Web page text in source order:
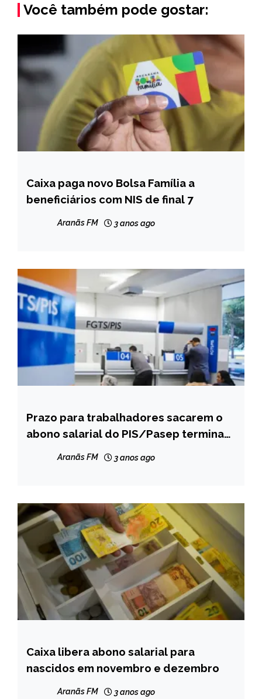
Você também pode gostar:
BRASIL
CAPELINHA
Caixa paga novo Bolsa Família a
beneficiários com NIS de final 7
Aranãs FM 3 anos ago
BRASIL
CAPELINHA
Prazo para trabalhadores sacarem o
abono salarial do PIS/Pasep termina
Aranãs FM 3 anos ago
BRASIL
CAPELINHA
Caixa libera abono salarial para
nascidos em novembro e dezembro
Aranãs FM 3 anos ago